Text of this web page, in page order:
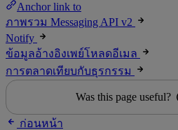
Anchor link to
ภาพรวม Messaging API v2
Notify
ข้อมูลอ้างอิงเพย์โหลดอีเมล
การตลาดเทียบกับธุรกรรม
Was this page useful?
ก่อนหน้า